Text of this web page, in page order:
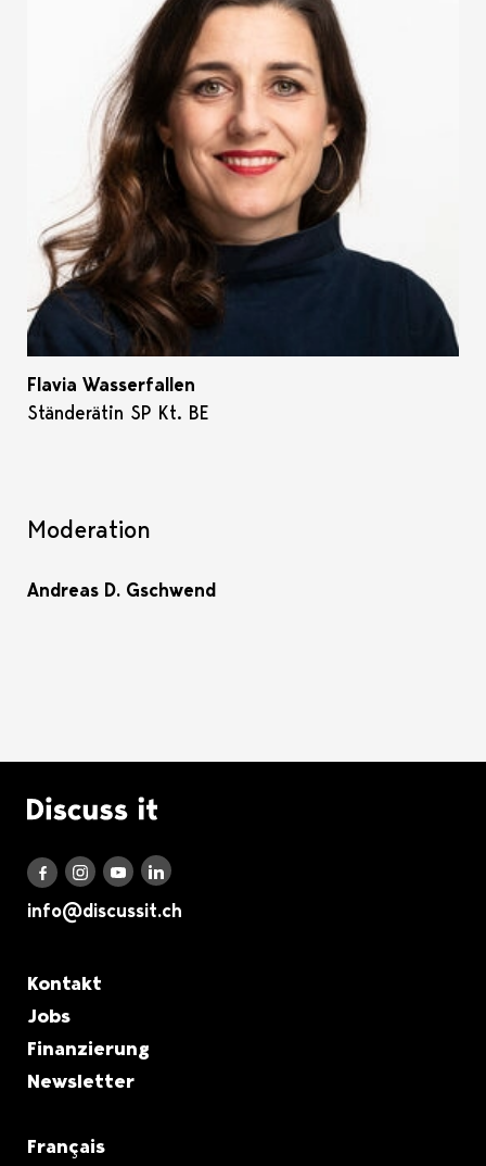
Flavia Wasserfallen
Ständerätin SP Kt. BE
Moderation
Andreas D. Gschwend
Logo Discuss it
Discuss it auf Facebook
Discuss it auf Instagram
Discuss it auf Youtube
Discuss it auf LinkedIn
info@discussit.ch
Metanavigation
Kontakt
Jobs
Finanzierung
Newsletter
Français